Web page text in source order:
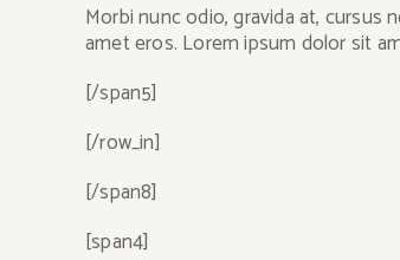
Morbi nunc odio, gravida at, cursus
amet eros. Lorem ipsum dolor sit
[/span5]
[/row_in]
[/span8]
[span4]